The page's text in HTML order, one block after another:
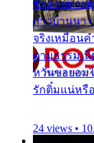
ชื่อต๋อยต้อยตุ้
สาวบ้านนา
จริงเหมือน
ตามธรรมเ
หวั่นขอยอมไ
รักติ๋มแน่หรื
24 views •